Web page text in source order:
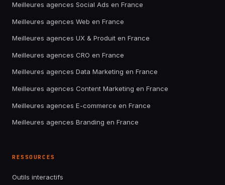
Meilleures agences Social Ads en France
Meilleures agences Web en France
Meilleures agences UX & Produit en France
Meilleures agences CRO en France
Meilleures agences Data Marketing en France
Meilleures agences Content Marketing en France
Meilleures agences E-commerce en France
Meilleures agences Branding en France
RESSOURCES
Outils interactifs